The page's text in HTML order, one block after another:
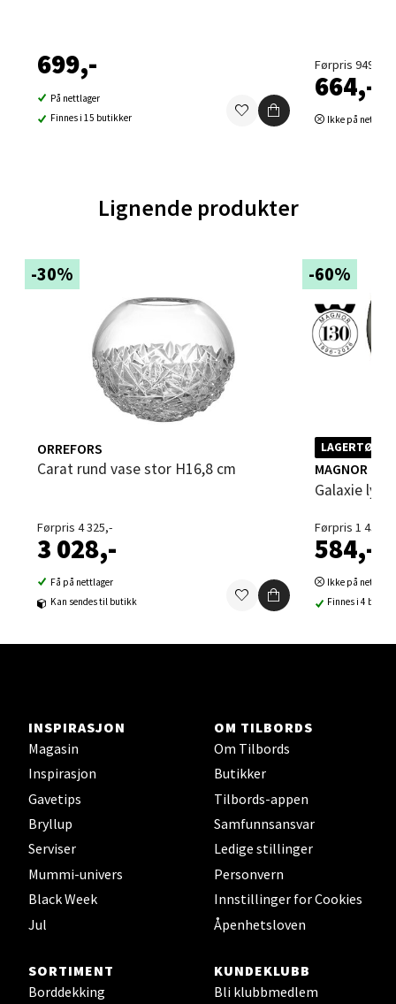
699,-
På nettlager
Finnes i 15 butikker
Førpris 949,-
664,-
Ikke på
Lignende produkter
-30%
ORREFORS
Carat rund vase stor H16,8 cm
Førpris 4 325,-
3 028,-
Få på nettlager
Kan sendes til butikk
-60%
MAGNOR
Galaxie
Førpris 1 459,-
584,-
Ikke på
Finnes i 4
INSPIRASJON
Magasin
Inspirasjon
Gavetips
Bryllup
Serviser
Mummi-univers
Black Week
Jul
OM TILBORDS
Om Tilbords
Butikker
Tilbords-appen
Samfunnsansvar
Ledige stillinger
Personvern
Innstillinger for Cookies
Åpenhetsloven
SORTIMENT
Borddekking
KUNDEKLUBB
Bli klubbmedlem
0 i butikk
Velg
Bergen - Thon Senter Sartor
Åpent i dag 10-21
0 i butikk
Velg
Trondheim - Sirkus Shopping
Falkenborgveien 5, 7044 Trondheim
Velg
Ski - Thon Senter Ski
0 i butikk
Sortland - Sortland Storsenter